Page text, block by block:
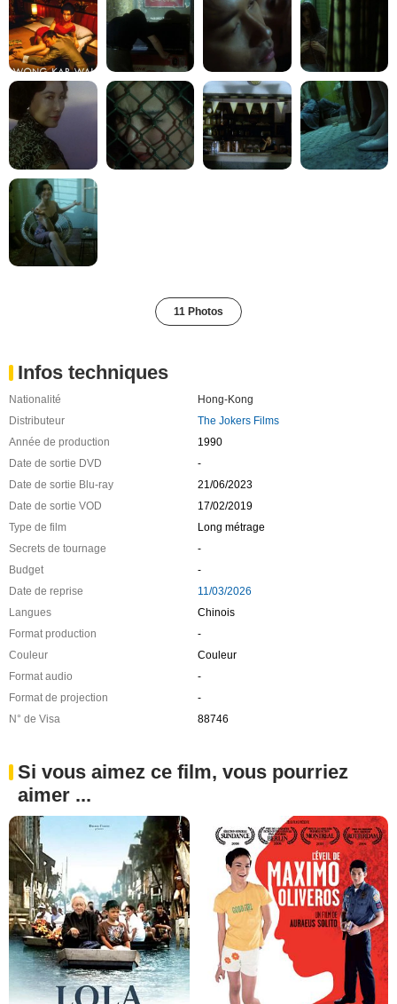
11 Photos
Infos techniques
Nationalité
Hong-Kong
Distributeur
The Jokers Films
Année de production
1990
Date de sortie DVD
-
Date de sortie Blu-ray
21/06/2023
Date de sortie VOD
17/02/2019
Type de film
Long métrage
Secrets de tournage
-
Budget
-
Date de reprise
11/03/2026
Langues
Chinois
Format production
-
Couleur
Couleur
Format audio
-
Format de projection
-
N° de Visa
88746
Si vous aimez ce film, vous pourriez
aimer ...